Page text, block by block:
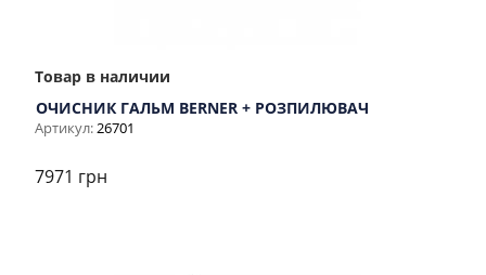
Товар в наличии
ОЧИСНИК ГАЛЬМ BERNER + РОЗПИЛЮВАЧ
Артикул:26701
7971 грн